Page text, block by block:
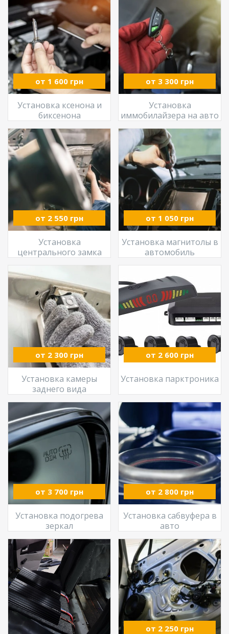
от 1 600 грн
Установка ксенона и
биксенона
от 3 300 грн
Установка
иммобилайзера на авто
от 2 550 грн
Установка
центрального замка
от 1 050 грн
Установка магнитолы в
автомобиль
от 2 300 грн
Установка камеры
заднего вида
от 2 600 грн
Установка парктроника
от 3 700 грн
Установка подогрева
зеркал
от 2 800 грн
Установка сабвуфера в
авто
от 2 250 грн